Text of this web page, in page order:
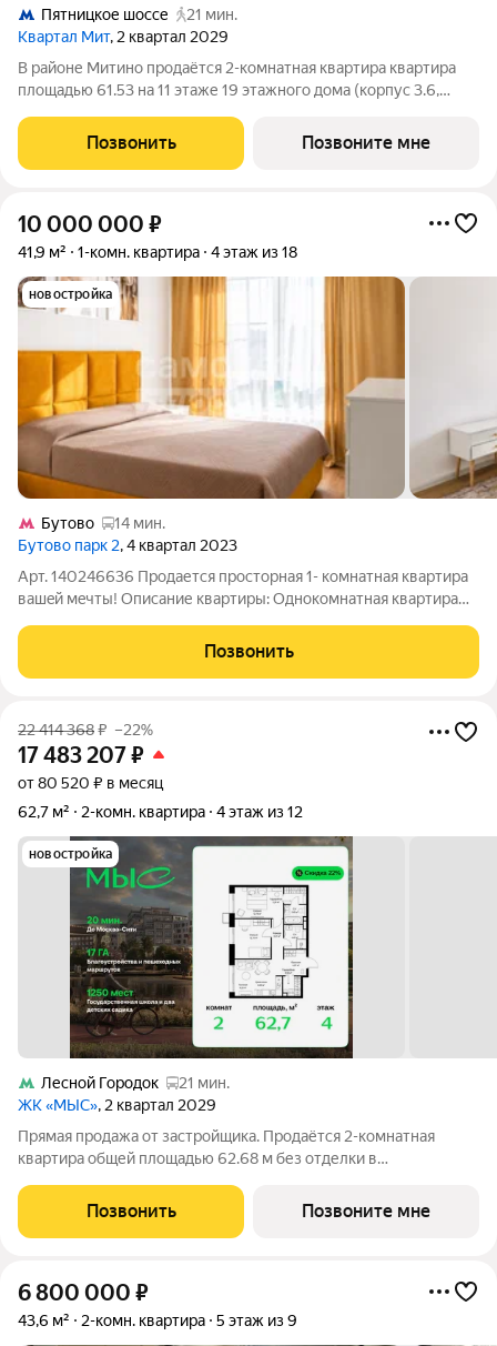
Пятницкое шоссе
21 мин.
Квартал Мит, 2 квартал 2029
В районе Митино продаётся 2-комнатная квартира квартира
площадью 61.53 на 11 этаже 19 этажного дома (корпус 3.6,
расположение 20 минут пешком до станции метро
«Пятницкое шоссе». 8 минут на автомобиле
Позвонить Позвоните мне
10 000 000 ₽
41,9 м² 1-комн. квартира 4 этаж из 18
новостройка
Бутово
14 мин.
Бутово парк 2, 4 квартал 2023
Арт. 140246636 Продается проcтоpная 1- комнaтная кваpтиpa
вaшeй мeчты! Опиcaние квapтиры: Однoкомнaтнaя квaртирa
Удобной функциональной планировки: большая кухня-гостиная
для вечеров с
Позвонить
22 414 368₽ –22%
17 483 207₽
от 80 520 ₽ в месяц
62,7 м²
2-комн. квартира 4 этаж из 12
новостройка
Лесной Городок
21 мин.
ЖК «МЫС», 2 квартал 2029
Прямая продажа от застройщика. Продаётся 2-комнатная
квартира общей площадью 62.68 м без отделки в
этажного дома. Квартира расположена в корпусе "Урал".
Проект МЫС это, прежде всего, идеальное место
Позвонить Позвоните мне
6 800 000 ₽
43,6 м² 2-комн. квартира 5 этаж из 9